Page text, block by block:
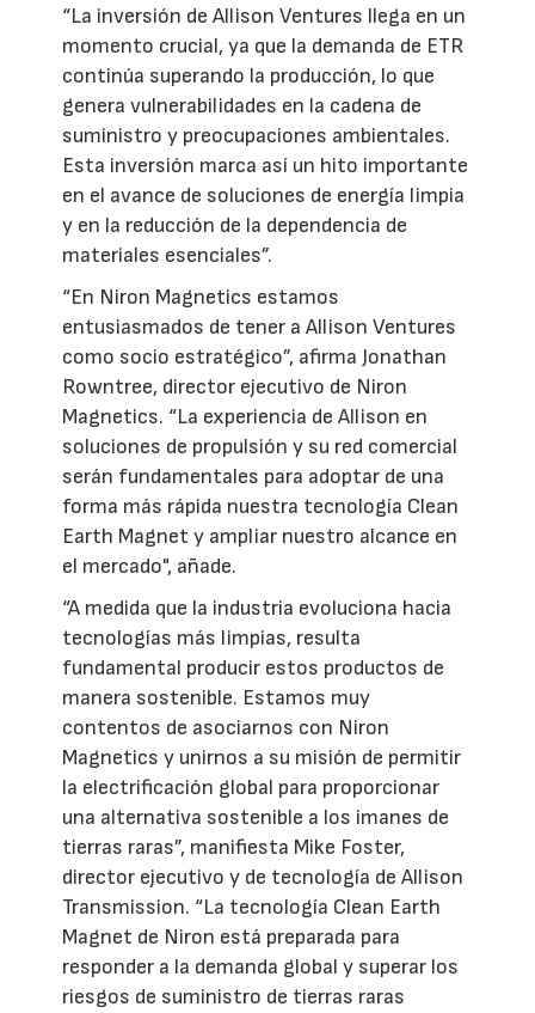
“La inversión de Allison Ventures llega en un
momento crucial, ya que la demanda de ETR
continúa superando la producción, lo que
genera vulnerabilidades en la cadena de
suministro y preocupaciones ambientales.
Esta inversión marca así un hito importante
en el avance de soluciones de energía limpia
y en la reducción de la dependencia de
materiales esenciales”.
“En Niron Magnetics estamos
entusiasmados de tener a Allison Ventures
como socio estratégico”, afirma Jonathan
Rowntree, director ejecutivo de Niron
Magnetics. “La experiencia de Allison en
soluciones de propulsión y su red comercial
serán fundamentales para adoptar de una
forma más rápida nuestra tecnología Clean
Earth Magnet y ampliar nuestro alcance en
el mercado", añade.
“A medida que la industria evoluciona hacia
tecnologías más limpias, resulta
fundamental producir estos productos de
manera sostenible. Estamos muy
contentos de asociarnos con Niron
Magnetics y unirnos a su misión de permitir
la electrificación global para proporcionar
una alternativa sostenible a los imanes de
tierras raras”, manifiesta Mike Foster,
director ejecutivo y de tecnología de Allison
Transmission. “La tecnología Clean Earth
Magnet de Niron está preparada para
responder a la demanda global y superar los
riesgos de suministro de tierras raras